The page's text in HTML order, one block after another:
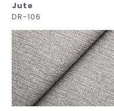
Jute
DR-106